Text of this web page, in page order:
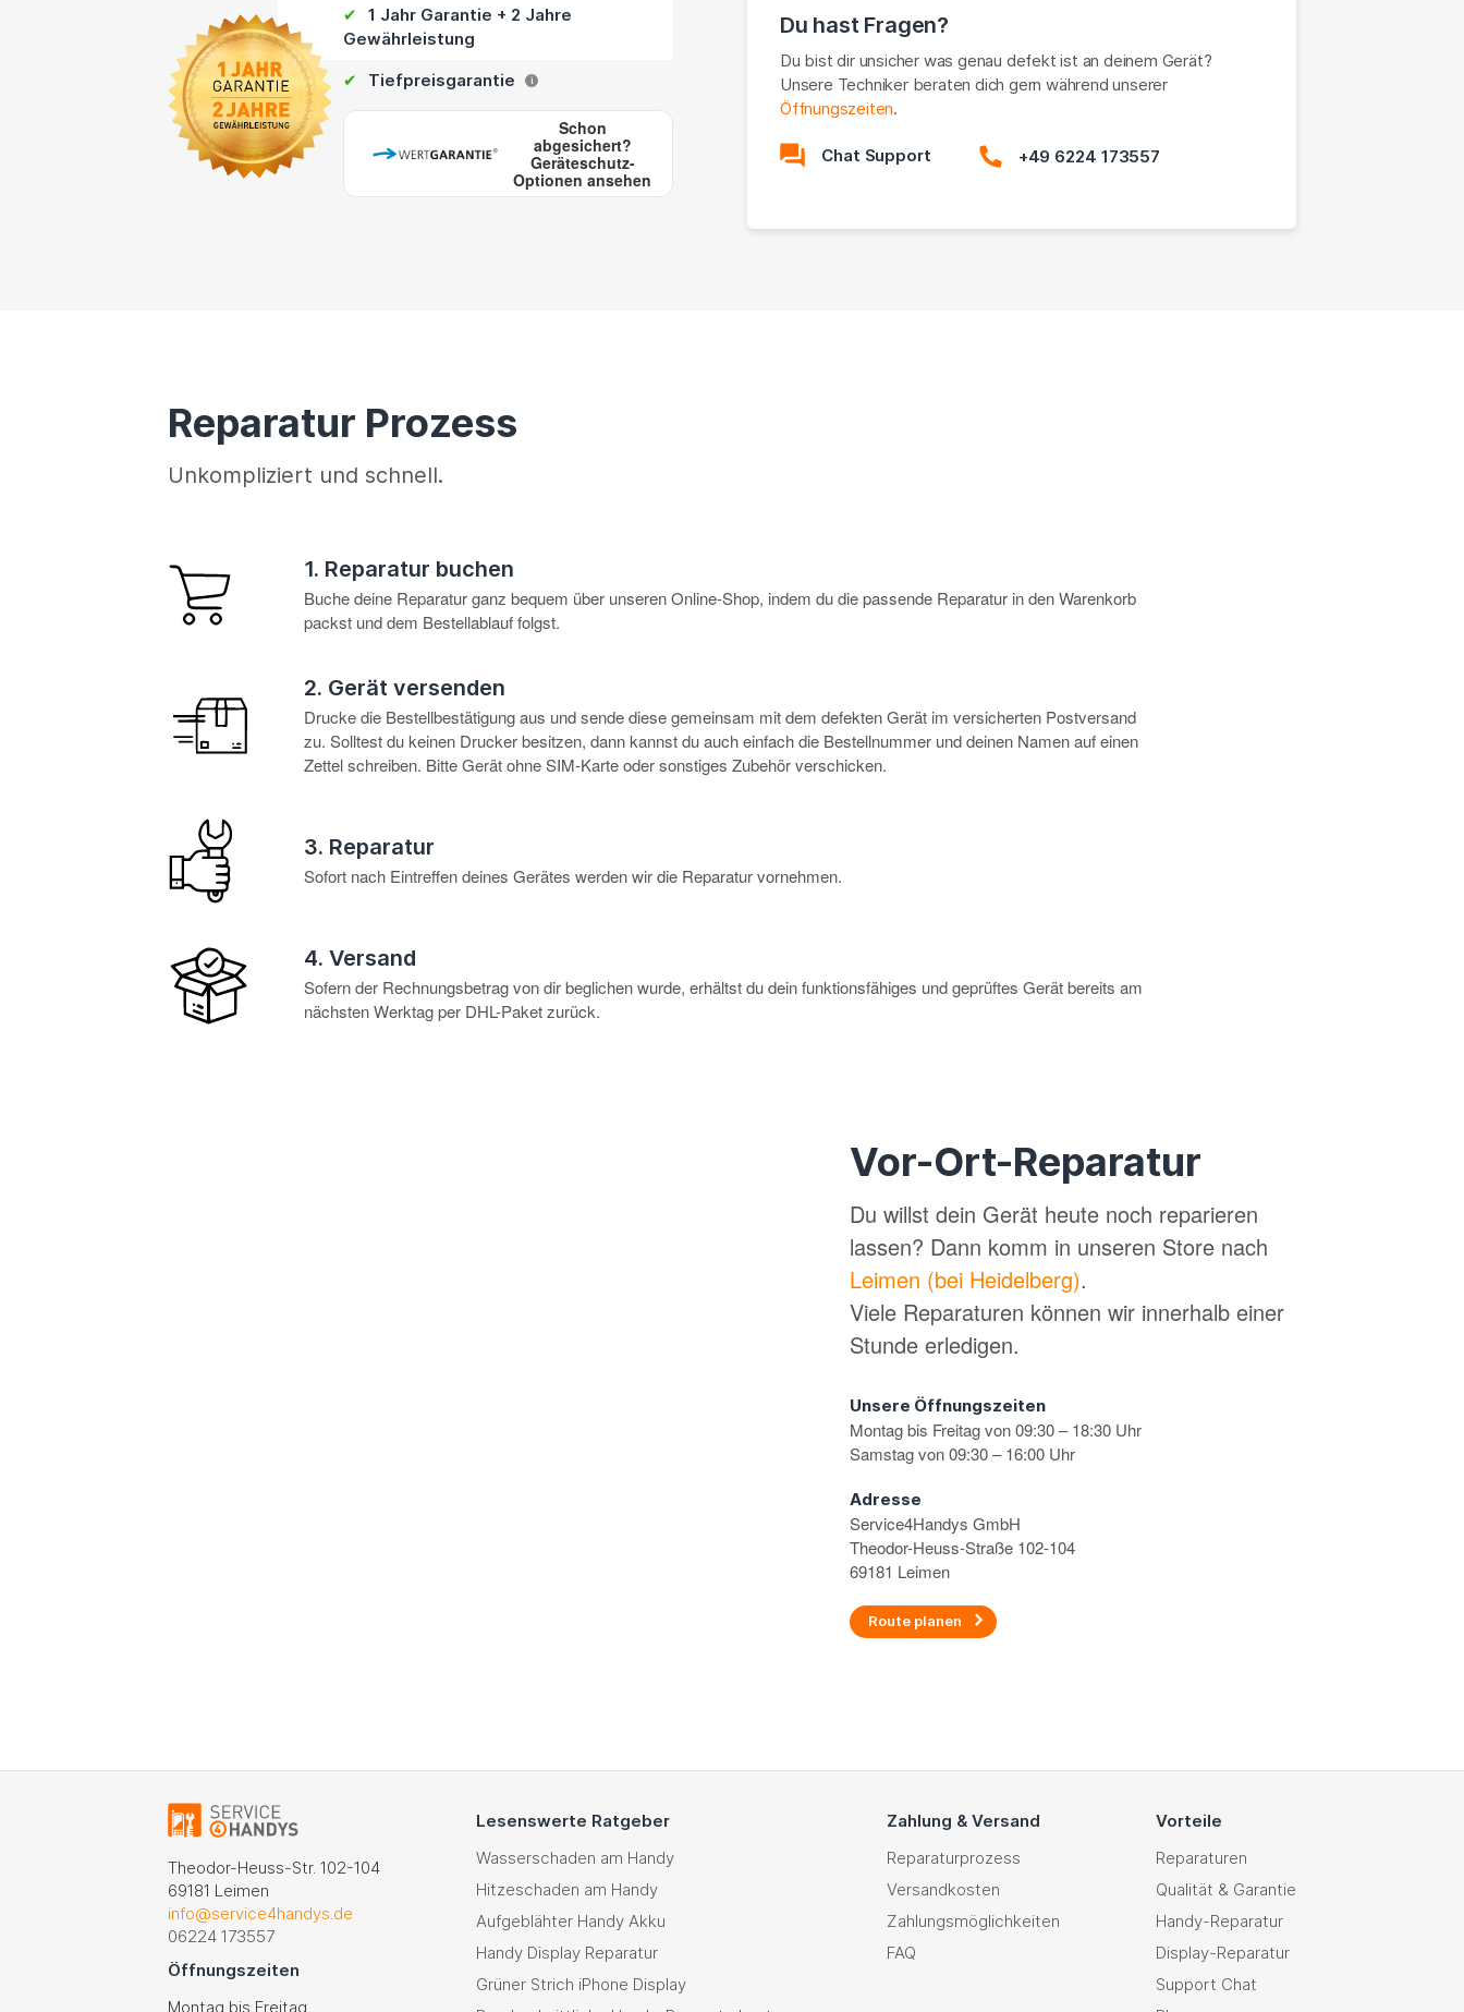
✔
1 Jahr Garantie + 2 Jahre
Gewährleistung
✔ Tiefpreisgarantie i
Schon
abgesichert?
Geräteschutz-
Optionen ansehen
Du hast Fragen?
Du bist dir unsicher was genau defekt ist an deinem Gerät?
Unsere Techniker beraten dich gern während unserer
Öffnungszeiten.
Chat Support +49 6224 173557
Reparatur Prozess
Unkompliziert und schnell.
1. Reparatur buchen
Buche deine Reparatur ganz bequem über unseren Online-Shop, indem du die passende Reparatur in den Warenkorb
packst und dem Bestellablauf folgst.
2. Gerät versenden
Drucke die Bestellbestätigung aus und sende diese gemeinsam mit dem defekten Gerät im versicherten Postversand
zu. Solltest du keinen Drucker besitzen, dann kannst du auch einfach die Bestellnummer und deinen Namen auf einen
Zettel schreiben. Bitte Gerät ohne SIM-Karte oder sonstiges Zubehör verschicken.
3. Reparatur
Sofort nach Eintreffen deines Gerätes werden wir die Reparatur vornehmen.
4. Versand
Sofern der Rechnungsbetrag von dir beglichen wurde, erhältst du dein funktionsfähiges und geprüftes Gerät bereits am
nächsten Werktag per DHL-Paket zurück.
Vor-Ort-Reparatur
Du willst dein Gerät heute noch reparieren
lassen? Dann komm in unseren Store nach
Leimen (bei Heidelberg).
Viele Reparaturen können wir innerhalb einer
Stunde erledigen.
Unsere Öffnungszeiten
Montag bis Freitag von 09:30 – 18:30 Uhr
Samstag von 09:30 – 16:00 Uhr
Adresse
Service4Handys GmbH
Theodor-Heuss-Straße 102-104
69181 Leimen
Route planen
Theodor-Heuss-Str. 102-104
69181 Leimen
info@service4handys.de
06224 173557
Öffnungszeiten
Montag bis Freitag
Lesenswerte Ratgeber
Wasserschaden am Handy
Hitzeschaden am Handy
Aufgeblähter Handy Akku
Handy Display Reparatur
Grüner Strich iPhone Display
Zahlung & Versand
Reparaturprozess
Versandkosten
Zahlungsmöglichkeiten
FAQ
Vorteile
Reparaturen
Qualität & Garantie
Handy-Reparatur
Display-Reparatur
Support Chat